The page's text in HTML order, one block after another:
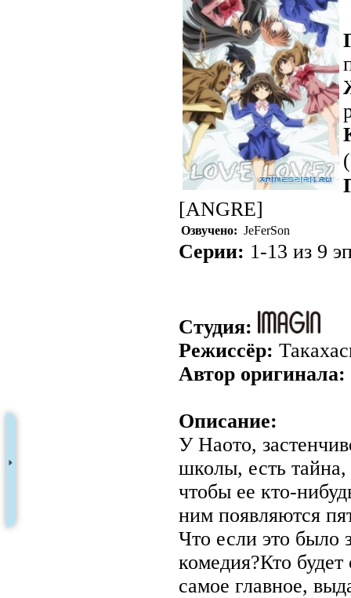
[ANGRE]
Озвучено: JeFerSon
Серии: 1-13 из 9
Студия:
Режиссёр:
Автор оригинала:
Описание:
У Наото,
школы, есть тайна,
чтобы ее кто-
ним появляются
Что если это было
комедия?Кто
самое главное,